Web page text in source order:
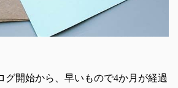
グ開始から、早いもので4か月が経過